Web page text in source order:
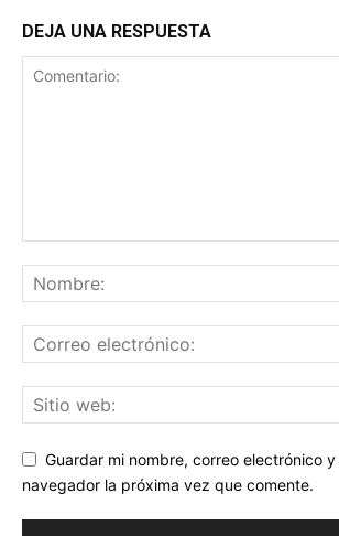
DEJA UNA RESPUESTA
Guardar mi nombre, correo electrónico
navegador la próxima vez que comente.